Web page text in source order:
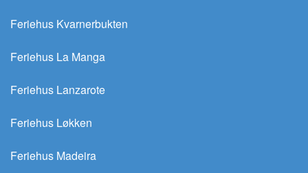
Feriehus Kvarnerbukten
Feriehus La Manga
Feriehus Lanzarote
Feriehus Løkken
Feriehus Madeira